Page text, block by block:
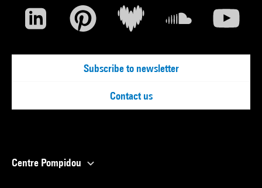
Subscribe to newsletter
Contact us
Centre Pompidou